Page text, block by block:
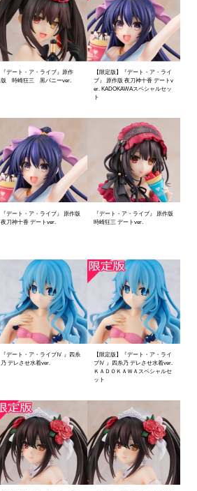
『デート・ア・ライブ』原作
版 時崎狂三 黒バニーver.
【限定版】『デート・ア・ライ
ブ』 原作版 夜刀神十香 デートv
er. KADOKAWAスペシャルセッ
ト
『デート・ア・ライブ』 原作版
夜刀神十香 デートver.
『デート・ア・ライブ』 原作版
時崎狂三 デートver.
『デート・ア・ライブⅣ 』四糸
乃 デレさせ水着ver.
【限定版】『デート・ア・ライ
ブⅣ 』四糸乃 デレさせ水着ver.
ＫＡＤＯＫＡＷＡスペシャルセ
ット